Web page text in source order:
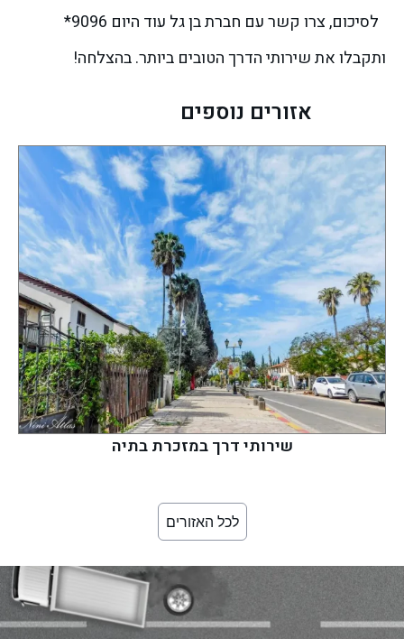
לסיכום, צרו קשר עם חברת בן גל עוד היום 9096*
ותקבלו את שירותי הדרך הטובים ביותר. בהצלחה!
אזורים נוספים
שירותי דרך במזכרת בתיה
לכל האזורים